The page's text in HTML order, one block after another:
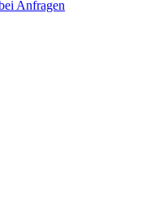
Anfragen